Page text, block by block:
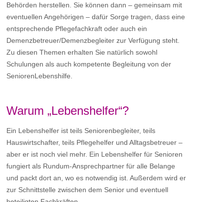
Behörden herstellen. Sie können dann – gemeinsam mit
eventuellen Angehörigen – dafür Sorge tragen, dass eine
entsprechende Pflegefachkraft oder auch ein
Demenzbetreuer/Demenzbegleiter zur Verfügung steht.
Zu diesen Themen erhalten Sie natürlich sowohl
Schulungen als auch kompetente Begleitung von der
SeniorenLebenshilfe.
Warum „Lebenshelfer“?
Ein Lebenshelfer ist teils Seniorenbegleiter, teils
Hauswirtschafter, teils Pflegehelfer und Alltagsbetreuer –
aber er ist noch viel mehr. Ein Lebenshelfer für Senioren
fungiert als Rundum-Ansprechpartner für alle Belange
und packt dort an, wo es notwendig ist. Außerdem wird er
zur Schnittstelle zwischen dem Senior und eventuell